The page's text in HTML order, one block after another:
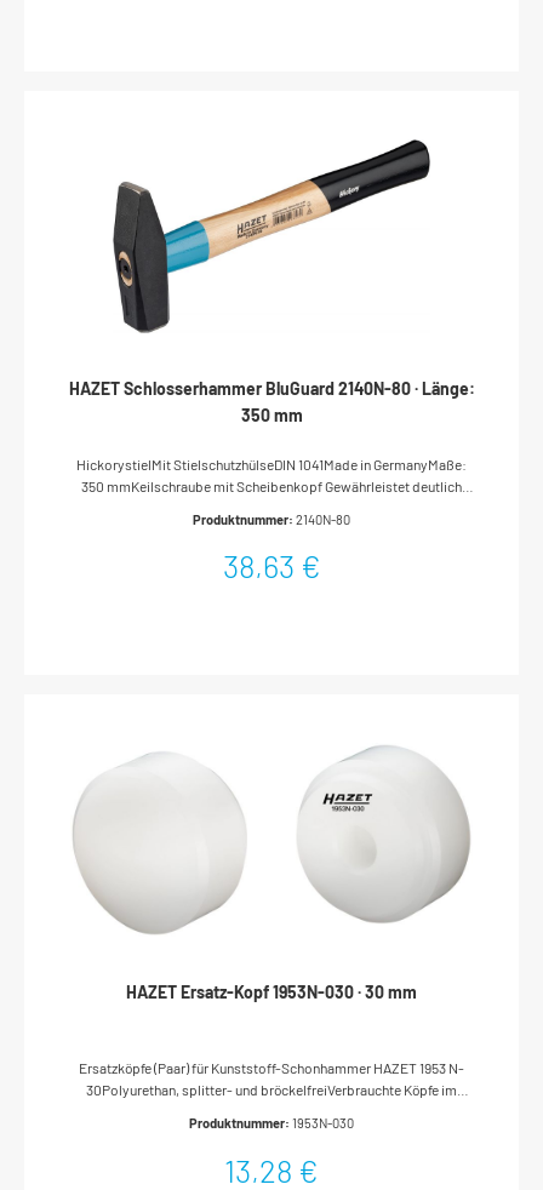
HAZET Schlosserhammer BluGuard 2140N-80 · Länge:
350 mm
HickorystielMit StielschutzhülseDIN 1041Made in GermanyMaße:
350 mmKeilschraube mit Scheibenkopf Gewährleistet deutlich
SystemeVerhindert wirksam Wegfliegen des
da keine Bauteile am Kopf hervorstehen Qualitätsstahl Höher
aus EschenholzDie langfaserige Holzstruktur hält den Stiel bei
Beschädigung noch zusammenSelbst bei Alterung des Holzstiels
wird Wegfliegen des Hammerkopfes verhindert
Produktnummer: 2140N-80
38,63 €
HAZET Ersatz-Kopf 1953N-030 · 30 mm
Ersatzköpfe (Paar) für Kunststoff-Schonhammer HAZET 1953 N-
30Polyurethan, splitter- und bröckelfreiVerbrauchte Köpfe im
auftreibenMade In GermanyDurchmesser: 30 mmNetto-Gewicht
Produktnummer: 1953N-030
13,28 €